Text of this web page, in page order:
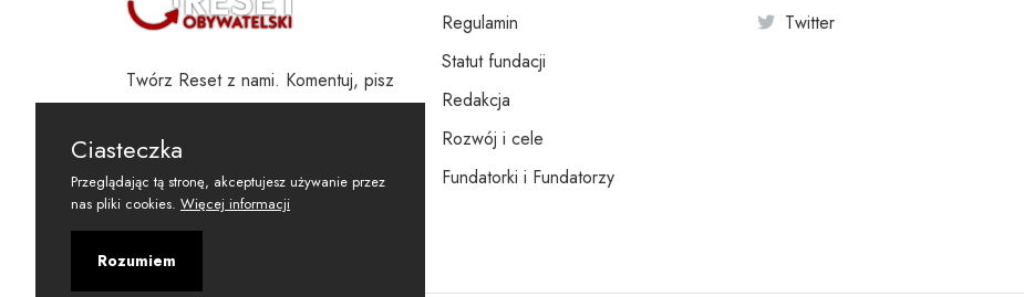
Twórz Reset z nami. Komentuj, pisz
i wspieraj
Regulamin
Statut fundacji
Redakcja
Rozwój i cele
Fundatorki i Fundatorzy
Twitter
Ciasteczka
Przeglądając tą stronę, akceptujesz używanie przez
nas pliki cookies. Więcej informacji
Rozumiem